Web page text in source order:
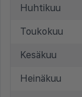
Huhtikuu
Toukokuu
Kesäkuu
Heinäkuu